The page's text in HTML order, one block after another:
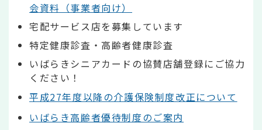
会資料（事業者向け）
宅配サービス店を募集しています
特定健康診査・高齢者健康診査
いばらきシニアカードの協賛店舗登録にご協力
ください！
平成27年度以降の介護保険制度改正について
いばらき高齢者優待制度のご案内